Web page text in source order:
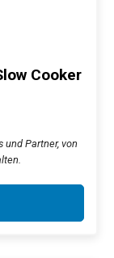
Cooker
und Partner, von